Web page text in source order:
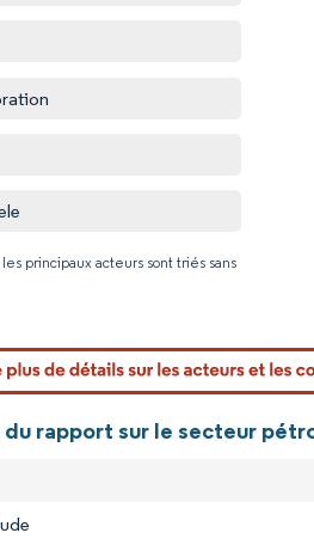
principaux acteurs sont triés sans
rapport sur le secteur